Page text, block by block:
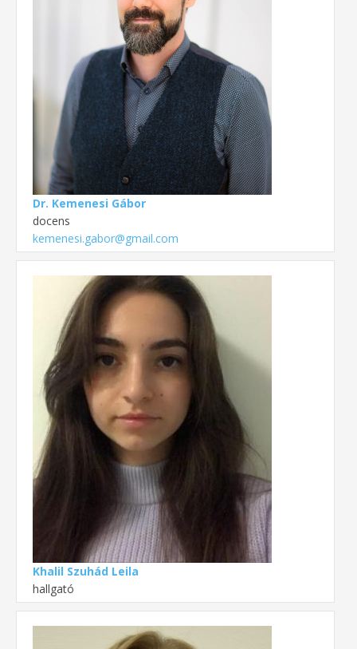
Dr. Kemenesi Gábor
docens
kemenesi.gabor@gmail.com
Khalil Szuhád Leila
hallgató